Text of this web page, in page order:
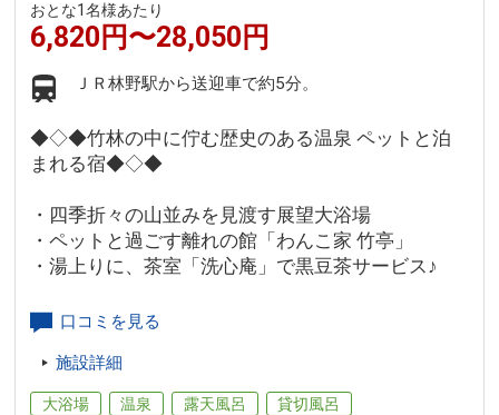
おとな1名様あたり
6,820円〜28,050円
ＪＲ林野駅から送迎車で約5分。
◆◇◆竹林の中に佇む歴史のある温泉 ペットと泊
まれる宿◆◇◆
・四季折々の山並みを見渡す展望大浴場
・ペットと過ごす離れの館「わんこ家 竹亭」
・湯上りに、茶室「洗心庵」で黒豆茶サービス♪
口コミを見る
施設詳細
大浴場 温泉 露天風呂 貸切風呂